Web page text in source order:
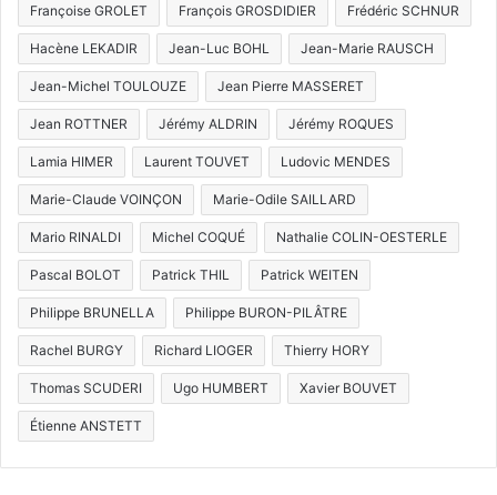
Françoise GROLET François GROSDIDIER Frédéric SCHNUR
Hacène LEKADIR Jean-Luc BOHL Jean-Marie RAUSCH
Jean-Michel TOULOUZE Jean Pierre MASSERET
Jean ROTTNER Jérémy ALDRIN Jérémy ROQUES
Lamia HIMER Laurent TOUVET Ludovic MENDES
Marie-Claude VOINÇON Marie-Odile SAILLARD
Mario RINALDI Michel COQUÉ Nathalie COLIN-OESTERLE
Pascal BOLOT Patrick THIL Patrick WEITEN
Philippe BRUNELLA Philippe BURON-PILÂTRE
Rachel BURGY Richard LIOGER Thierry HORY
Thomas SCUDERI Ugo HUMBERT Xavier BOUVET
Étienne ANSTETT